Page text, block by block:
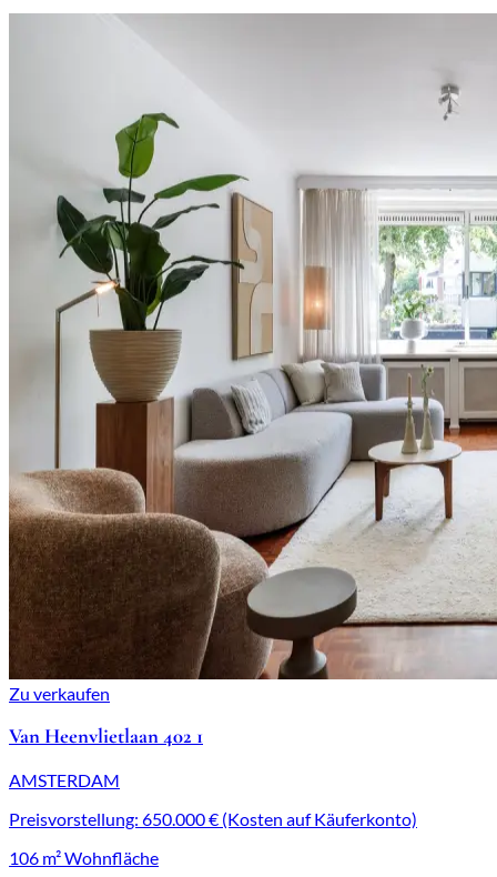
Zu verkaufen
Van Heenvlietlaan 402 1
AMSTERDAM
Preisvorstellung: 650.000 € (Kosten auf Käuferkonto)
106 m² Wohnfläche